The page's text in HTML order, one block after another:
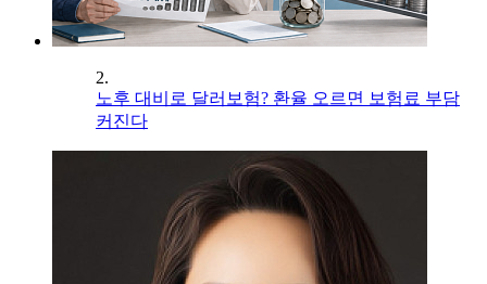
2.
노후 대비로 달러보험? 환율 오르면 보험료 부담
커진다